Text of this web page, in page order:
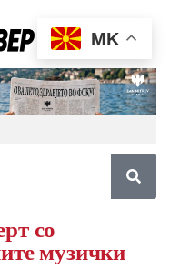
со
музички
MK